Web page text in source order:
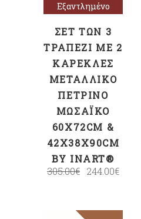
Εξαντλημένο
ΣΕΤ ΤΩΝ 3
ΤΡΑΠΈΖΙ ΜΕ 2
ΚΑΡΈΚΛΕΣ
ΜΕΤΑΛΛΙΚΌ
ΠΈΤΡΙΝΟ
ΜΩΣΑΪ́ΚΌ
60X72CM &
42X38X90CM
BY INART®
305.00€ 244.00€